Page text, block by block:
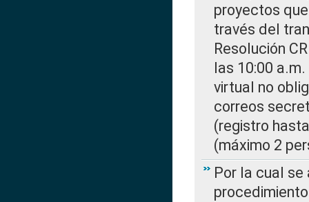
proyectos
través del
Resolución
las 10:00
virtual no
correos
(registro
(máximo 2
Por la cual